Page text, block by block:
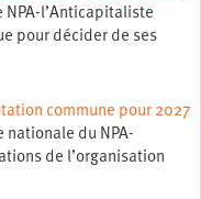
NPA-l’Anticapitaliste
pour décider de ses
commune pour 2027
nationale du NPA-
de l’organisation